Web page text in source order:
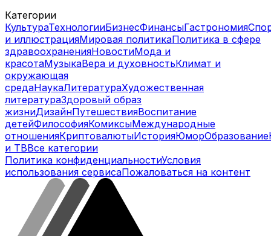
Категории
КультураТехнологииБизнесФинансыГастрономия
и иллюстрацияМировая политикаПолитика в сфере
здравоохраненияНовостиМода и
красотаМузыкаВера и духовностьКлимат и
окружающая
средаНаукаЛитератураХудожественная
литератураЗдоровый образ
жизниДизайнПутешествияВоспитание
детейФилософияКомиксыМеждународные
отношенияКриптовалютыИсторияЮморОбразование
и ТВВсе категории
Политика конфиденциальностиУсловия
использования сервисаПожаловаться на контент